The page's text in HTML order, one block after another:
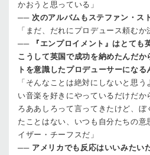
かおうと思っている」
── 次のアルバムもステファン・ス
「まだ、だれにプロデュース頼むか
──
『エンプロイメント』はとても
こうして英国で成功を納めたんだ
トを意識したプロデューサーになる
「そんなことは絶対にしないと思
い音楽を好きにやっているだけだか
ろああしろって言ってきたけど、ぼ
たことはない、いつも自分たちの意
イザー・チーフスだ」
── アメリカでも反応はいいみたい